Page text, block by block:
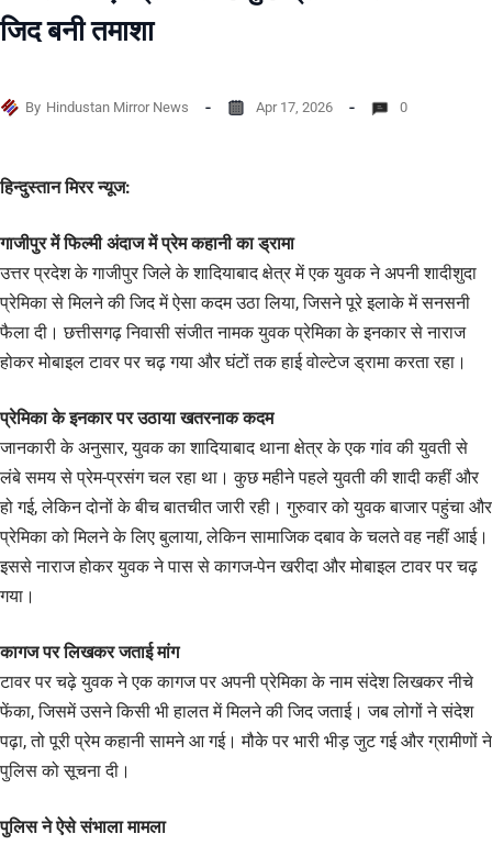
जिद बनी तमाशा
By Hindustan Mirror News Apr 17, 2026 0
हिन्दुस्तान मिरर न्यूज:
गाजीपुर में फिल्मी अंदाज में प्रेम कहानी का ड्रामा
उत्तर प्रदेश के गाजीपुर जिले के शादियाबाद क्षेत्र में एक युवक ने अपनी शादीशुदा
प्रेमिका से मिलने की जिद में ऐसा कदम उठा लिया, जिसने पूरे इलाके में सनसनी
फैला दी। छत्तीसगढ़ निवासी संजीत नामक युवक प्रेमिका के इनकार से नाराज
होकर मोबाइल टावर पर चढ़ गया और घंटों तक हाई वोल्टेज ड्रामा करता रहा।
प्रेमिका के इनकार पर उठाया खतरनाक कदम
जानकारी के अनुसार, युवक का शादियाबाद थाना क्षेत्र के एक गांव की युवती से
लंबे समय से प्रेम-प्रसंग चल रहा था। कुछ महीने पहले युवती की शादी कहीं और
हो गई, लेकिन दोनों के बीच बातचीत जारी रही। गुरुवार को युवक बाजार पहुंचा और
प्रेमिका को मिलने के लिए बुलाया, लेकिन सामाजिक दबाव के चलते वह नहीं आई।
इससे नाराज होकर युवक ने पास से कागज-पेन खरीदा और मोबाइल टावर पर चढ़
गया।
कागज पर लिखकर जताई मांग
टावर पर चढ़े युवक ने एक कागज पर अपनी प्रेमिका के नाम संदेश लिखकर नीचे
फेंका, जिसमें उसने किसी भी हालत में मिलने की जिद जताई। जब लोगों ने संदेश
पढ़ा, तो पूरी प्रेम कहानी सामने आ गई। मौके पर भारी भीड़ जुट गई और ग्रामीणों ने
पुलिस को सूचना दी।
पुलिस ने ऐसे संभाला मामला